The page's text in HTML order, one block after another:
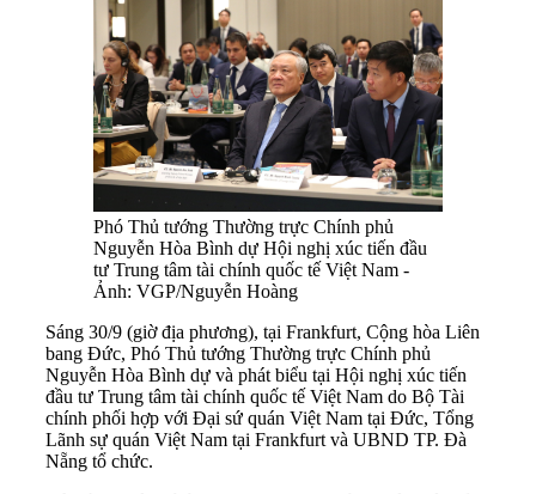
Phó Thủ tướng Thường trực Chính phủ
Nguyễn Hòa Bình dự Hội nghị xúc tiến đầu
tư Trung tâm tài chính quốc tế Việt Nam -
Ảnh: VGP/Nguyễn Hoàng
Sáng 30/9 (giờ địa phương), tại Frankfurt, Cộng hòa Liên
bang Đức, Phó Thủ tướng Thường trực Chính phủ
Nguyễn Hòa Bình dự và phát biểu tại Hội nghị xúc tiến
đầu tư Trung tâm tài chính quốc tế Việt Nam do Bộ Tài
chính phối hợp với Đại sứ quán Việt Nam tại Đức, Tổng
Lãnh sự quán Việt Nam tại Frankfurt và UBND TP. Đà
Nẵng tổ chức.